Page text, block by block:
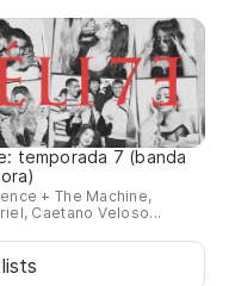
temporada 7 (banda
+ The Machine,
Caetano Veloso...